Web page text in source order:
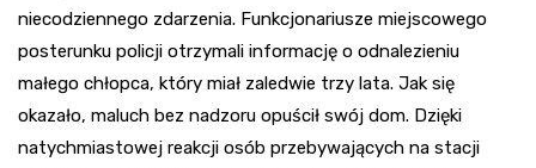
niecodziennego zdarzenia. Funkcjonariusze miejscowego
posterunku policji otrzymali informację o odnalezieniu
małego chłopca, który miał zaledwie trzy lata. Jak się
okazało, maluch bez nadzoru opuścił swój dom. Dzięki
natychmiastowej reakcji osób przebywających na stacji